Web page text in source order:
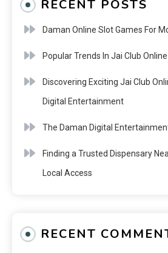
RECENT POSTS
Daman Online Slot Games For
Popular Trends In Jai Club
Discovering Exciting Jai Club
Digital Entertainment
The Daman Digital
Finding a Trusted Dispensary
Local Access
RECENT